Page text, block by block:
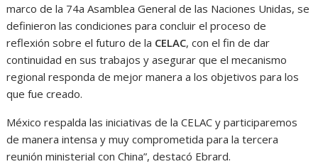
marco de la 74a Asamblea General de las Naciones Unidas, se
definieron las condiciones para concluir el proceso de
reflexión sobre el futuro de la CELAC, con el fin de dar
continuidad en sus trabajos y asegurar que el mecanismo
regional responda de mejor manera a los objetivos para los
que fue creado.
México respalda las iniciativas de la CELAC y participaremos
de manera intensa y muy comprometida para la tercera
reunión ministerial con China”, destacó Ebrard.